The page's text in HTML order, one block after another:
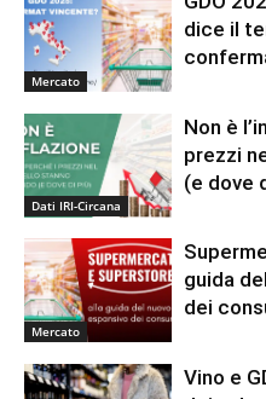
Mercato
dice il
Dati IRI-Circana
Non è
prezzi
(e dove
Mercato
guida
dei
Vino e